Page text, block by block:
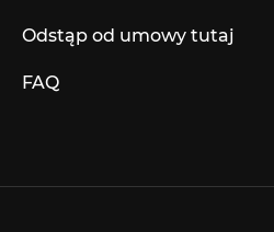
Odstąp od umowy tutaj
FAQ